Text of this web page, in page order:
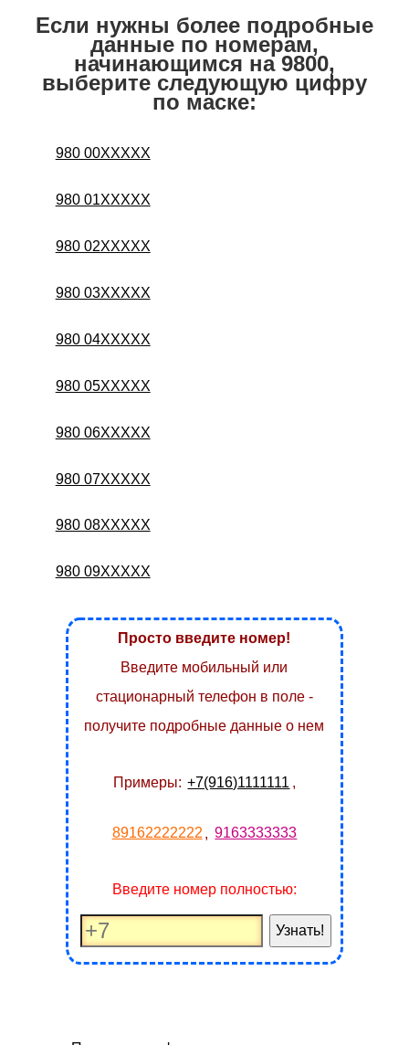
Если нужны более подробные
данные по номерам,
начинающимся на 9800,
выберите следующую цифру
по маске:
980 00XXXXX
980 01XXXXX
980 02XXXXX
980 03XXXXX
980 04XXXXX
980 05XXXXX
980 06XXXXX
980 07XXXXX
980 08XXXXX
980 09XXXXX
Просто введите номер!
Введите мобильный или
стационарный телефон в поле -
получите подробные данные о нем
Примеры: +7(916)1111111 ,
89162222222 9163333333
Введите номер полностью:
Узнать!